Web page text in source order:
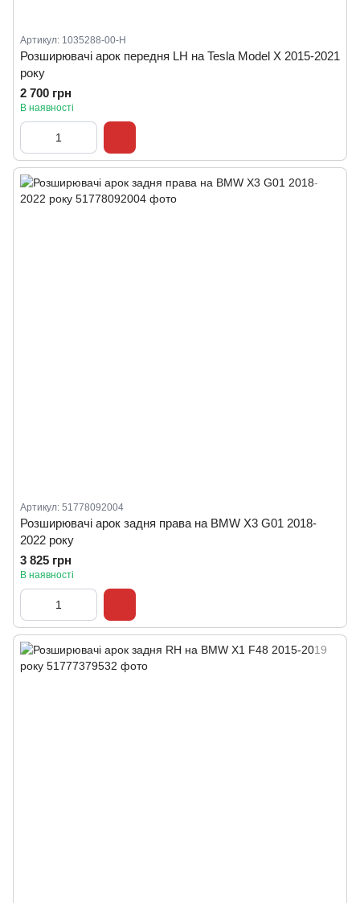
Артикул: 1035288-00-H
Розширювачі арок передня LH на Tesla Model X 2015-2021
року
2 700 грн
В наявності
Артикул: 51778092004
Розширювачі арок задня права на BMW X3 G01 2018-
2022 року
3 825 грн
В наявності